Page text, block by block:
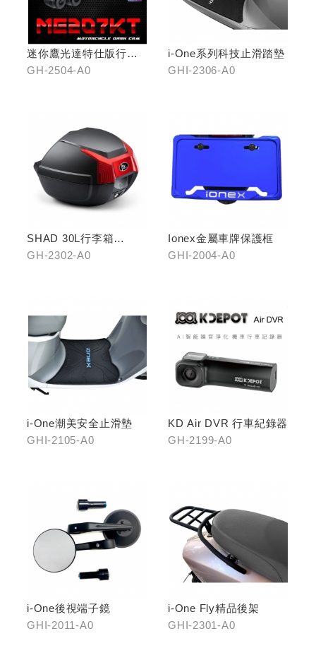
迷你鷹光達特仕版行車
記錄器
GH-2504-A0
i-One系列科技止滑踏墊
GHI-2306-A0
SHAD 30L行李箱
(KYMCO專屬款)
GH-2302-A0
Ionex金屬車牌保護框
GHI-2004-A0
i-One潮美安全止滑墊
GHI-2105-A0
KD Air DVR 行車紀錄器
GH-2199-A0
i-One後視端子鏡
GHI-2011-A0
i-One Fly精品後架
GHI-2301-A0